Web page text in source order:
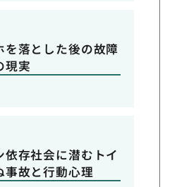
を落とした後の故障
現実
依存社会に潜むトイ
事故と行動心理